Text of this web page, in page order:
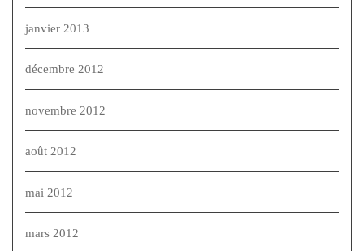
janvier 2013
décembre 2012
novembre 2012
août 2012
mai 2012
mars 2012